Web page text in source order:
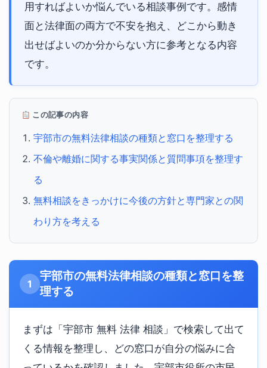
用すればよいか悩んでいる相談事例です。感情
面と法律面の両方で不安を抱え、どこから動き
出せばよいのか分からない方に参考となる内容
です。
この記事の内容
宇部市の無料法律相談の種類と窓口を整理する
不倫や離婚に関する事実関係と質問事項を整理す
る
無料相談をきっかけに今後の方針と専門家との関
わり方を考える
1
宇部市の無料法律相談の種類と窓口を整
理する
まずは「宇部市 無料 法律 相談」で検索して出て
くる情報を整理し、どの窓口が自分の悩みに合